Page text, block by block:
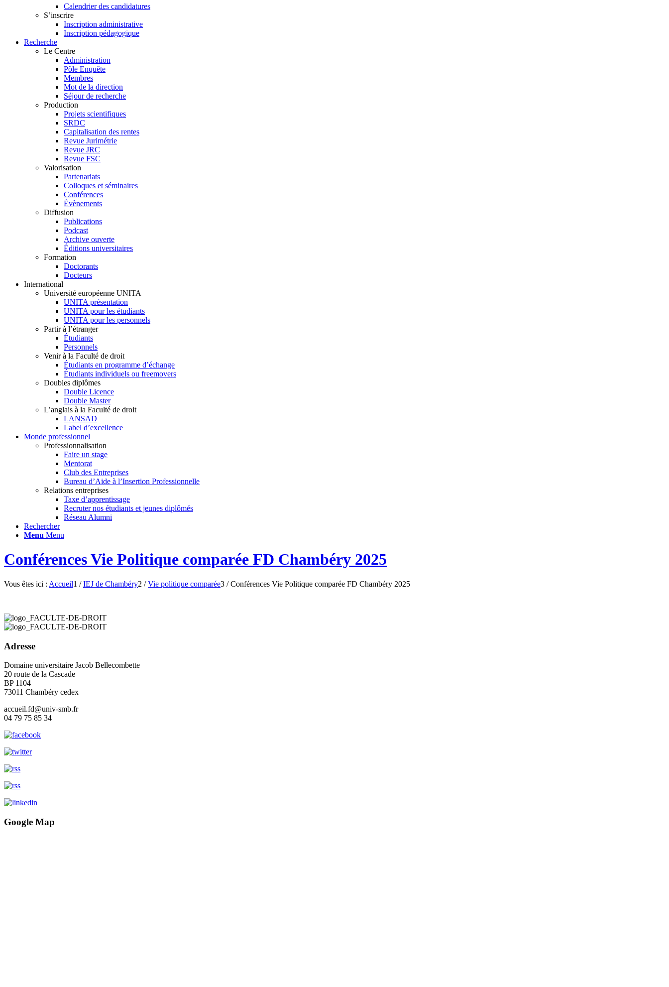
Calendrier des candidatures
S’inscrire
Inscription administrative
Inscription pédagogique
Recherche
Le Centre
Administration
Pôle Enquête
Membres
Mot de la direction
Séjour de recherche
Production
Projets scientifiques
SRDC
Capitalisation des rentes
Revue Jurimétrie
Revue JRC
Revue FSC
Valorisation
Partenariats
Colloques et séminaires
Conférences
Évènements
Diffusion
Publications
Podcast
Archive ouverte
Éditions universitaires
Formation
Doctorants
Docteurs
International
Université européenne UNITA
UNITA présentation
UNITA pour les étudiants
UNITA pour les personnels
Partir à l’étranger
Étudiants
Personnels
Venir à la Faculté de droit
Étudiants en programme d’échange
Étudiants individuels ou freemovers
Doubles diplômes
Double Licence
Double Master
L’anglais à la Faculté de droit
LANSAD
Label d’excellence
Monde professionnel
Professionnalisation
Faire un stage
Mentorat
Club des Entreprises
Bureau d’Aide à l’Insertion Professionnelle
Relations entreprises
Taxe d’apprentissage
Recruter nos étudiants et jeunes diplômés
Réseau Alumni
Rechercher
Menu Menu
Conférences Vie Politique comparée FD Chambéry 2025
Vous êtes ici : Accueil1 / IEJ de Chambéry2 / Vie politique comparée3 / Conférences Vie Politique comparée FD Chambéry 2025
Adresse
Domaine universitaire Jacob Bellecombette
20 route de la Cascade
BP 1104
73011 Chambéry cedex
accueil.fd@univ-smb.fr
04 79 75 85 34
Google Map